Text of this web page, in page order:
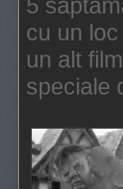
cu un
un alt
speciale